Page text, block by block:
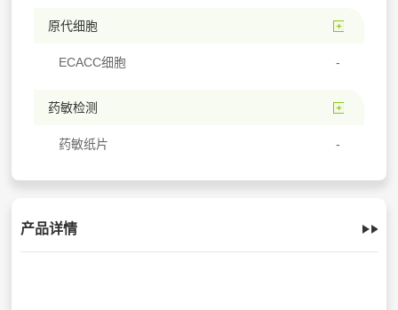
原代细胞
ECACC细胞
药敏检测
药敏纸片
产品详情